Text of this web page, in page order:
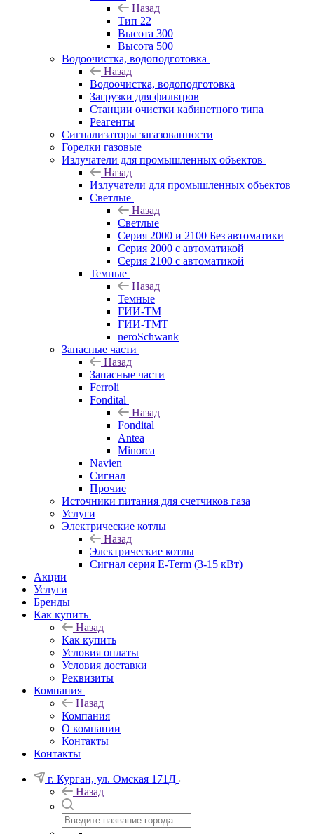
Назад
Тип 22
Высота 300
Высота 500
Водоочистка, водоподготовка
Назад
Водоочистка, водоподготовка
Загрузки для фильтров
Станции очистки кабинетного типа
Реагенты
Сигнализаторы загазованности
Горелки газовые
Излучатели для промышленных объектов
Назад
Излучатели для промышленных объектов
Светлые
Назад
Светлые
Серия 2000 и 2100 Без автоматики
Серия 2000 с автоматикой
Серия 2100 с автоматикой
Темные
Назад
Темные
ГИИ-ТМ
ГИИ-ТМТ
neroSchwank
Запасные части
Назад
Запасные части
Ferroli
Fondital
Назад
Fondital
Antea
Minorca
Navien
Сигнал
Прочие
Источники питания для счетчиков газа
Услуги
Электрические котлы
Назад
Электрические котлы
Сигнал серия E-Term (3-15 кВт)
Акции
Услуги
Бренды
Как купить
Назад
Как купить
Условия оплаты
Условия доставки
Реквизиты
Компания
Назад
Компания
О компании
Контакты
Контакты
г. Курган, ул. Омская 171Д
Назад